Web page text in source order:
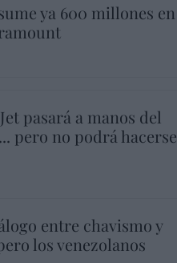
ya 600 millones en
pasará a manos del
pero no podrá hacerse
entre chavismo y
los venezolanos